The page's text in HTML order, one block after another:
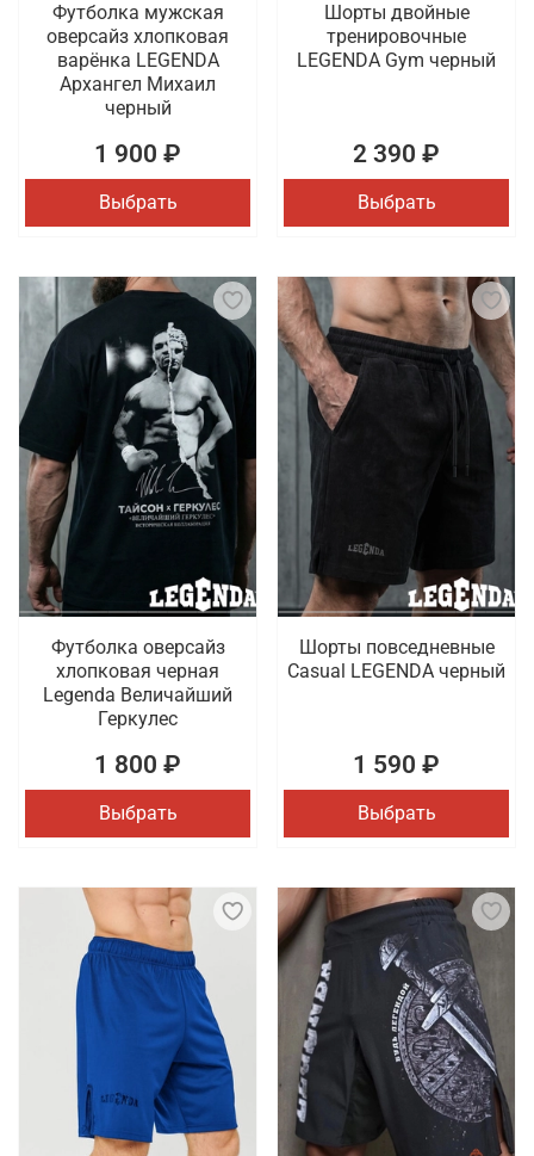
Футболка мужская
оверсайз хлопковая
варёнка LEGENDA
Архангел Михаил
черный
1 900 ₽
Выбрать
Шорты двойные
тренировочные
LEGENDA Gym черный
2 390 ₽
Выбрать
Футболка оверсайз
хлопковая черная
Legenda Величайший
Геркулес
1 800 ₽
Выбрать
Шорты повседневные
Casual LEGENDA черный
1 590 ₽
Выбрать